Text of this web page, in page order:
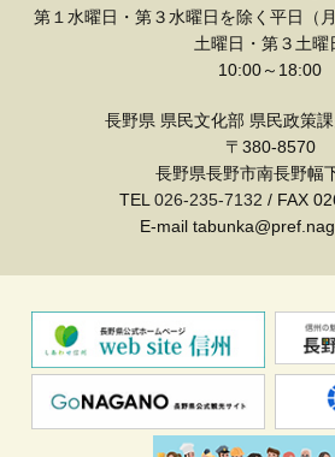
第１水曜日・第３水曜日を除く平日（
土曜日・第３土曜
10:00～18:00
長野県 県民文化部 県民政策
〒380-8570
長野県長野市南長野幅
TEL026-235-7132 / FAX
E-mail